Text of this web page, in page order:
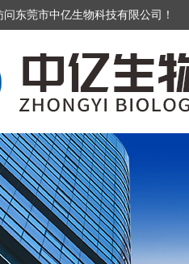
东莞市中亿生物科技有限公司！